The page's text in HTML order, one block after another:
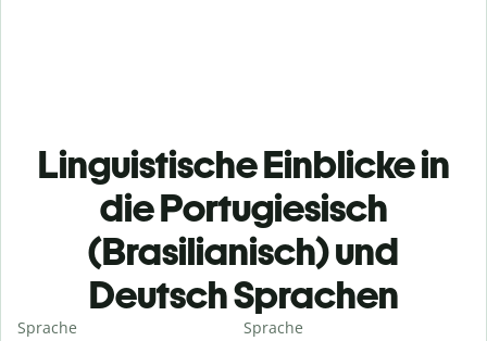
Linguistische Einblicke in
die Portugiesisch
(Brasilianisch) und
Deutsch Sprachen
Sprache
Sprache